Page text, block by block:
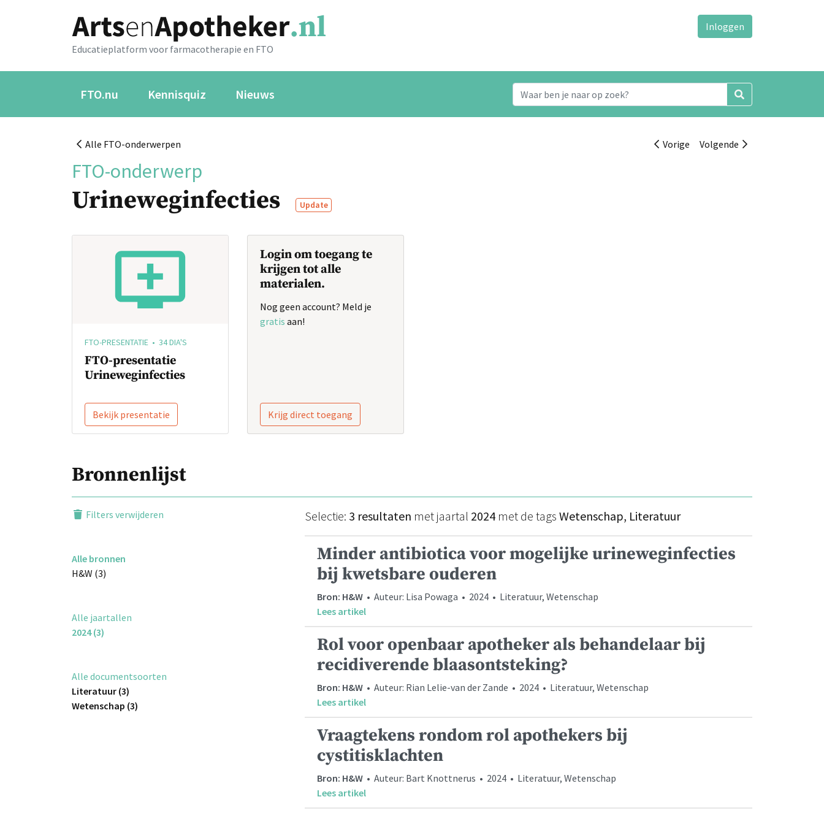
Educatieplatform voor farmacotherapie en FTO
Inloggen
FTO.nu Kennisquiz Nieuws
Alle FTO-onderwerpen Vorige Volgende
FTO-onderwerp
Urineweginfecties Update
FTO-PRESENTATIE • 34 DIA'S
FTO-presentatie
Urineweginfecties
Bekijk presentatie
Login om toegang te
krijgen tot alle
materialen.
Nog geen account? Meld je
gratis aan!
Krijg direct toegang
Bronnenlijst
Filters verwijderen
Alle bronnen
H&W (3)
Alle jaartallen
2024 (3)
Alle documentsoorten
Literatuur (3)
Wetenschap (3)
Selectie: 3 resultaten met jaartal 2024 met de tags Wetenschap, Literatuur
Minder antibiotica voor mogelijke urineweginfecties
bij kwetsbare ouderen
Bron: H&W • Auteur: Lisa Powaga • 2024 • Literatuur, Wetenschap
Lees artikel
Rol voor openbaar apotheker als behandelaar bij
recidiverende blaasontsteking?
Bron: H&W • Auteur: Rian Lelie-van der Zande • 2024 • Literatuur, Wetenschap
Lees artikel
Vraagtekens rondom rol apothekers bij
cystitisklachten
Bron: H&W • Auteur: Bart Knottnerus • 2024 • Literatuur, Wetenschap
Lees artikel